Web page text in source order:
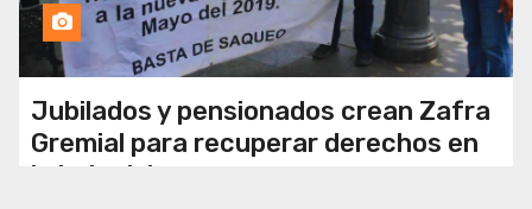
Jubilados y pensionados crean Zafra
Gremial para recuperar derechos en
la industria azucarera